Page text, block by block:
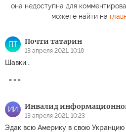
она недоступна для
можете найти на
ПТ Почти татарин
13 апреля 2021, 10:18
Шавки...
ИИ Инвалид
13 апреля 2021, 10:23
Эдак всю Америку в свою Укранцию